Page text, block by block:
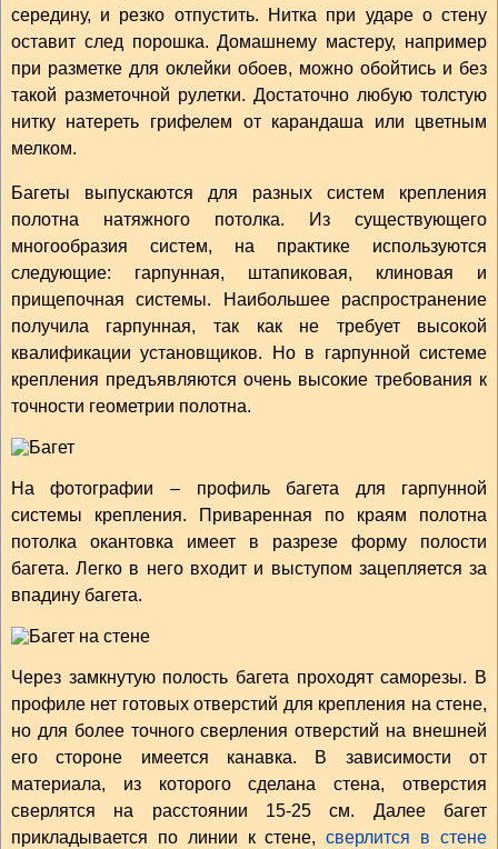
середину, и резко отпустить. Нитка при ударе о стену
оставит след порошка. Домашнему мастеру, например
при разметке для оклейки обоев, можно обойтись и без
такой разметочной рулетки. Достаточно любую толстую
нитку натереть грифелем от карандаша или цветным
мелком.
Багеты выпускаются для разных систем крепления
полотна натяжного потолка. Из существующего
многообразия систем, на практике используются
следующие: гарпунная, штапиковая, клиновая и
прищепочная системы. Наибольшее распространение
получила гарпунная, так как не требует высокой
квалификации установщиков. Но в гарпунной системе
крепления предъявляются очень высокие требования к
точности геометрии полотна.
На фотографии – профиль багета для гарпунной
системы крепления. Приваренная по краям полотна
потолка окантовка имеет в разрезе форму полости
багета. Легко в него входит и выступом зацепляется за
впадину багета.
Через замкнутую полость багета проходят саморезы. В
профиле нет готовых отверстий для крепления на стене,
но для более точного сверления отверстий на внешней
его стороне имеется канавка. В зависимости от
материала, из которого сделана стена, отверстия
сверлятся на расстоянии 15-25 см. Далее багет
прикладывается по линии к стене,сверлится в стене